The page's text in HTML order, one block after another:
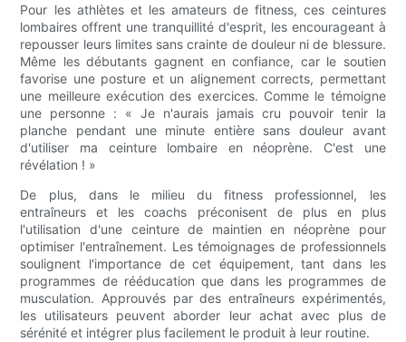
Pour les athlètes et les amateurs de fitness, ces ceintures
lombaires offrent une tranquillité d'esprit, les encourageant à
repousser leurs limites sans crainte de douleur ni de blessure.
Même les débutants gagnent en confiance, car le soutien
favorise une posture et un alignement corrects, permettant
une meilleure exécution des exercices. Comme le témoigne
une personne : « Je n'aurais jamais cru pouvoir tenir la
planche pendant une minute entière sans douleur avant
d'utiliser ma ceinture lombaire en néoprène. C'est une
révélation ! »
De plus, dans le milieu du fitness professionnel, les
entraîneurs et les coachs préconisent de plus en plus
l'utilisation d'une ceinture de maintien en néoprène pour
optimiser l'entraînement. Les témoignages de professionnels
soulignent l'importance de cet équipement, tant dans les
programmes de rééducation que dans les programmes de
musculation. Approuvés par des entraîneurs expérimentés,
les utilisateurs peuvent aborder leur achat avec plus de
sérénité et intégrer plus facilement le produit à leur routine.